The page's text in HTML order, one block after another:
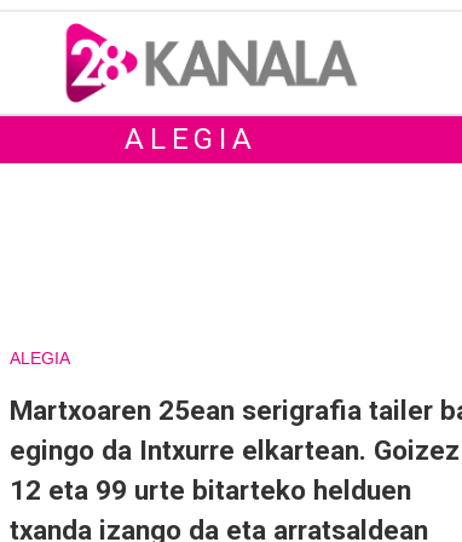
ALEGIA
ALEGIA
Martxoaren 25ean serigrafia tailer
egingo da Intxurre elkartean. Goizez
12 eta 99 urte bitarteko helduen
txanda izango da eta arratsaldean